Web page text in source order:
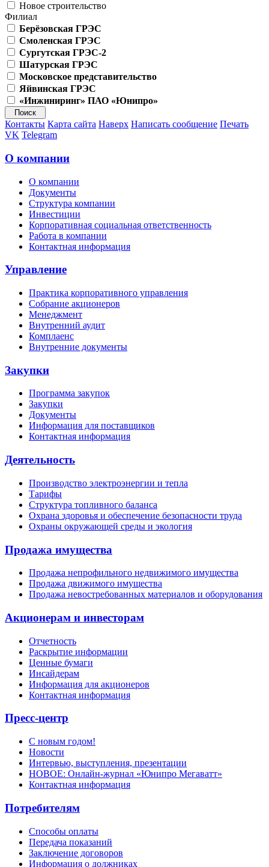
Новое строительство
Филиал
Берёзовская ГРЭС
Смоленская ГРЭС
Сургутская ГРЭС-2
Шатурская ГРЭС
Московское представительство
Яйвинская ГРЭС
«Инжиниринг» ПАО «Юнипро»
Контакты Карта сайта Наверх Написать сообщение Печать
VK Telegram
О компании
О компании
Документы
Структура компании
Инвестиции
Корпоративная социальная ответственность
Работа в компании
Контактная информация
Управление
Практика корпоративного управления
Собрание акционеров
Менеджмент
Внутренний аудит
Комплаенс
Внутренние документы
Закупки
Программа закупок
Закупки
Документы
Информация для поставщиков
Контактная информация
Деятельность
Производство электроэнергии и тепла
Тарифы
Структура топливного баланса
Охрана здоровья и обеспечение безопасности труда
Охраны окружающей среды и экология
Продажа имущества
Продажа непрофильного недвижимого имущества
Продажа движимого имущества
Продажа невостребованных материалов и оборудования
Акционерам и инвесторам
Отчетность
Раскрытие информации
Ценные бумаги
Инсайдерам
Информация для акционеров
Контактная информация
Пресс-центр
С новым годом!
Новости
Интервью, выступления, презентации
НОВОЕ: Онлайн-журнал «Юнипро Мегаватт»
Контактная информация
Потребителям
Способы оплаты
Передача показаний
Заключение договоров
Информация о должниках